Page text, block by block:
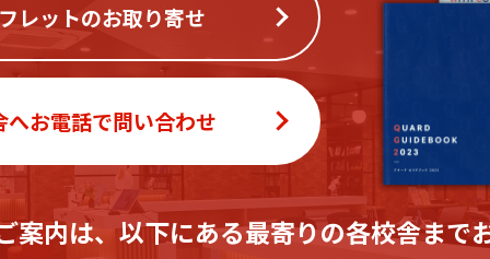
レットのお取り寄せ
へお電話で問い合わせ
案内は、以下にある最寄りの各校舎まで